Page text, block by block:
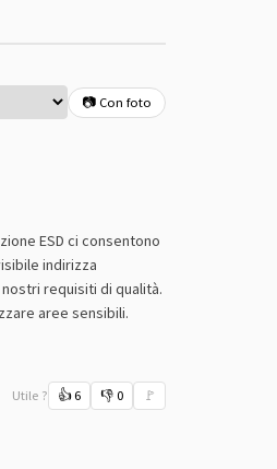
📷 Con foto
ESD ci consentono
indirizza
requisiti di qualità.
aree sensibili.
Utile ? 👍6 👎 0 🚩